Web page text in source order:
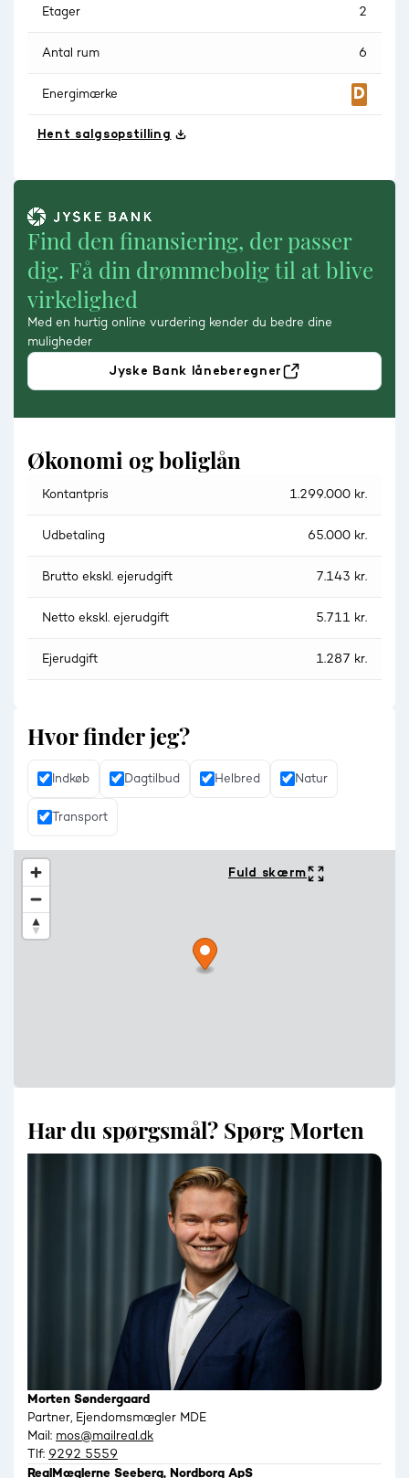
Etager 2
Antal rum 6
Energimærke
Hent salgsopstilling
Find den finansiering, der passer
dig. Få din drømmebolig til at blive
virkelighed
Med en hurtig online vurdering kender du bedre dine
muligheder
Jyske Bank låneberegner
Økonomi og boliglån
Kontantpris 1.299.000 kr.
Udbetaling 65.000 kr.
Brutto ekskl. ejerudgift 7.143 kr.
Netto ekskl. ejerudgift 5.711 kr.
Ejerudgift 1.287 kr.
Hvor finder jeg?
Indkøb Dagtilbud Helbred Natur
Transport
Fuld skærm
Har du spørgsmål? Spørg Morten
Morten Søndergaard
Partner, Ejendomsmægler MDE
Mail: mos@mailreal.dk
Tlf: 9292 5559
RealMæglerne Seeberg, Nordborg ApS